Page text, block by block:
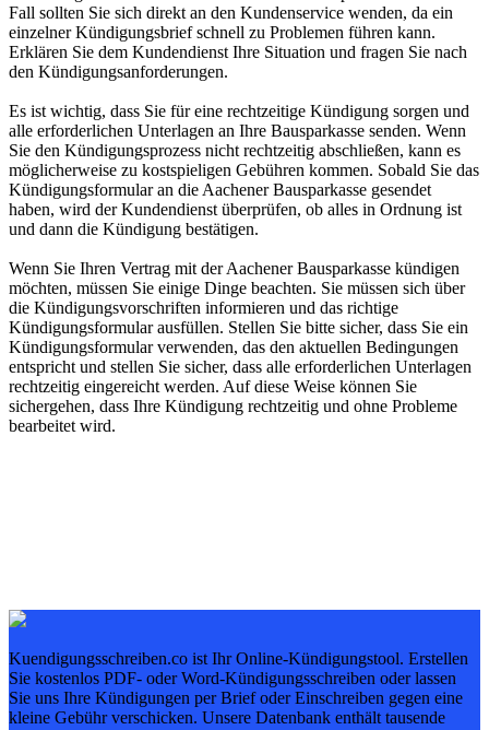
Fall sollten Sie sich direkt an den Kundenservice wenden, da ein
einzelner Kündigungsbrief schnell zu Problemen führen kann.
Erklären Sie dem Kundendienst Ihre Situation und fragen Sie nach
den Kündigungsanforderungen.
Es ist wichtig, dass Sie für eine rechtzeitige Kündigung sorgen und
alle erforderlichen Unterlagen an Ihre Bausparkasse senden. Wenn
Sie den Kündigungsprozess nicht rechtzeitig abschließen, kann es
möglicherweise zu kostspieligen Gebühren kommen. Sobald Sie das
Kündigungsformular an die Aachener Bausparkasse gesendet
haben, wird der Kundendienst überprüfen, ob alles in Ordnung ist
und dann die Kündigung bestätigen.
Wenn Sie Ihren Vertrag mit der Aachener Bausparkasse kündigen
möchten, müssen Sie einige Dinge beachten. Sie müssen sich über
die Kündigungsvorschriften informieren und das richtige
Kündigungsformular ausfüllen. Stellen Sie bitte sicher, dass Sie ein
Kündigungsformular verwenden, das den aktuellen Bedingungen
entspricht und stellen Sie sicher, dass alle erforderlichen Unterlagen
rechtzeitig eingereicht werden. Auf diese Weise können Sie
sichergehen, dass Ihre Kündigung rechtzeitig und ohne Probleme
bearbeitet wird.
Kuendigungsschreiben.co ist Ihr Online-Kündigungstool. Erstellen
Sie kostenlos PDF- oder Word-Kündigungsschreiben oder lassen
Sie uns Ihre Kündigungen per Brief oder Einschreiben gegen eine
kleine Gebühr verschicken. Unsere Datenbank enthält tausende